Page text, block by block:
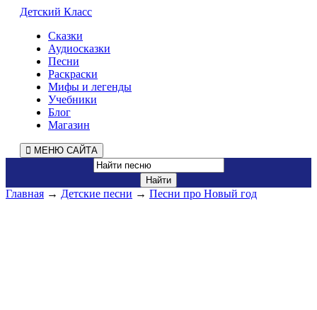
Детский Класс
Сказки
Аудиосказки
Песни
Раскраски
Мифы и легенды
Учебники
Блог
Магазин
МЕНЮ САЙТА
Главная → Детские песни → Песни про Новый год